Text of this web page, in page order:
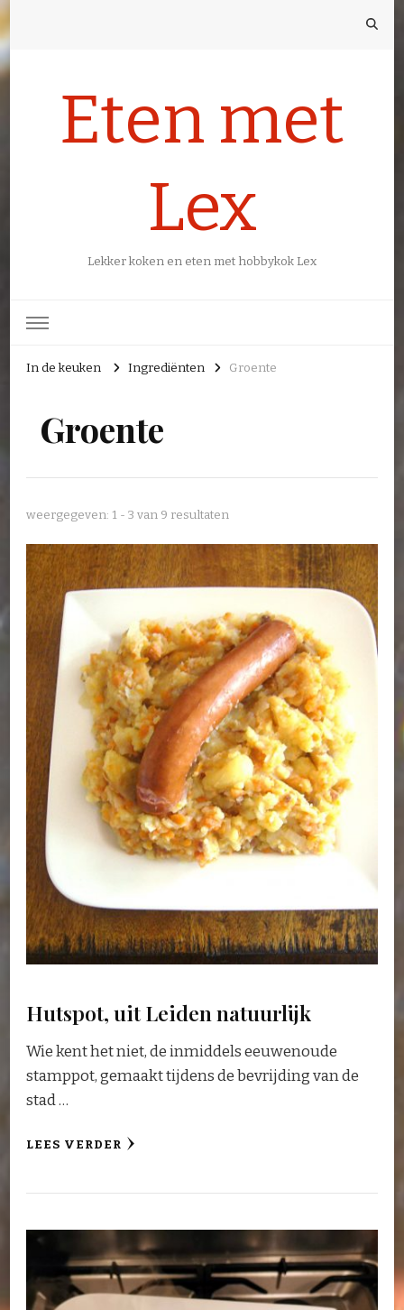
Eten met
Lex
Lekker koken en eten met hobbykok Lex
In de keuken Ingrediënten Groente
Groente
weergegeven: 1 - 3 van 9 resultaten
Hutspot, uit Leiden natuurlijk
Wie kent het niet, de inmiddels eeuwenoude
stamppot, gemaakt tijdens de bevrijding van de
stad …
LEES VERDER